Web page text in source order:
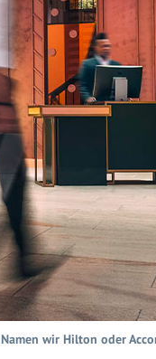
wir Hilton oder